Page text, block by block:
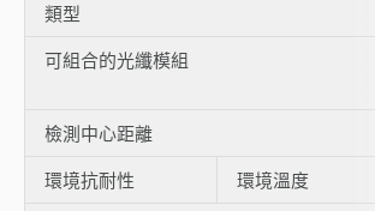
類型
可組合的光纖模組
檢測中心距離
環境抗耐性 環境溫度